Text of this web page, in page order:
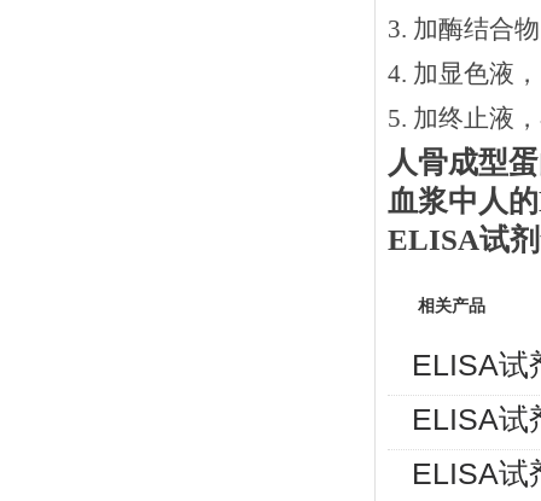
3. 加酶结合
4. 加显色液
5. 加终止液
人骨成型
血浆中人的
ELISA试
相关产品
ELISA试
ELISA试
ELISA试